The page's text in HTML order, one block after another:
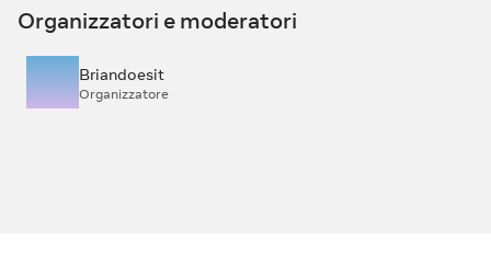
Organizzatori e moderatori
Briandoesit
Organizzatore